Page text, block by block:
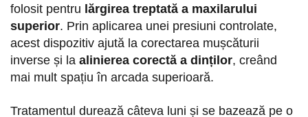
folosit pentru lărgirea treptată a maxilarului
superior. Prin aplicarea unei presiuni controlate,
acest dispozitiv ajută la corectarea mușcăturii
inverse și la alinierea corectă a dinților, creând
mai mult spațiu în arcada superioară.
Tratamentul durează câteva luni și se bazează pe o